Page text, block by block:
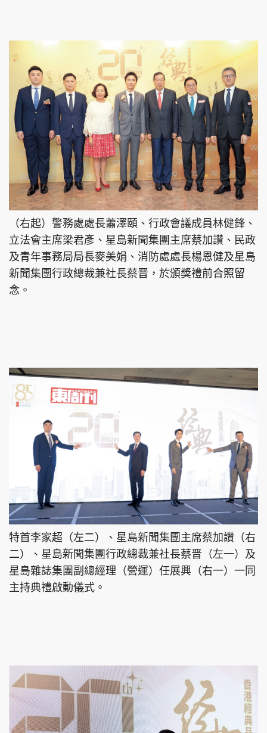
（右起）警務處處長蕭澤頤、行政會議成員林健鋒、
立法會主席梁君彥、星島新聞集團主席蔡加讚、民政
及青年事務局局長麥美娟、消防處處長楊恩健及星島
新聞集團行政總裁兼社長蔡晋，於頒獎禮前合照留
念。
特首李家超（左二）、星島新聞集團主席蔡加讚（右
二）、星島新聞集團行政總裁兼社長蔡晋（左一）及
星島雜誌集團副總經理（營運）任展興（右一）一同
主持典禮啟動儀式。